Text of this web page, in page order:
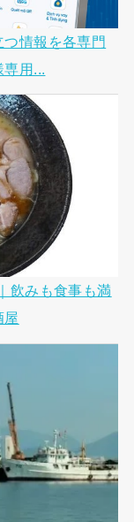
情報を各専門
用...
飲みも食事も満
屋